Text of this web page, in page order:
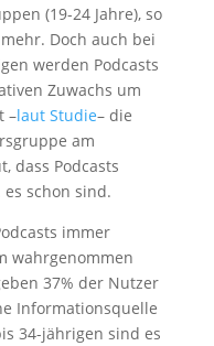
(19-24 Jahre), so
Doch auch bei
werden Podcasts
Zuwachs um
–laut Studie– die
am
dass Podcasts
schon sind.
immer
wahrgenommen
37% der Nutzer
Informationsquelle
34-jährigen sind es